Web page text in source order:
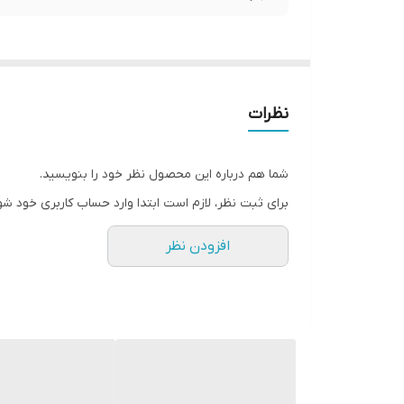
نظرات
شما هم درباره این محصول نظر خود را بنویسید.
برای ثبت نظر، لازم است ابتدا وارد حساب کاربری خود
افزودن نظر